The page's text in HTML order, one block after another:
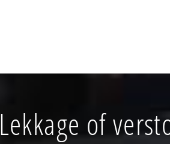
Lekkage of